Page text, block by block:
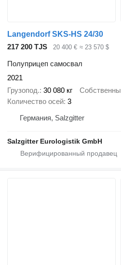
Langendorf SKS-HS 24/30
217 200 TJS
20 400 € ≈ 23 570 $
Полуприцеп самосвал
2021
Грузопод. 30 080 кг
Количество осей 3
Германия, Salzgitter
Salzgitter Eurologistik GmbH